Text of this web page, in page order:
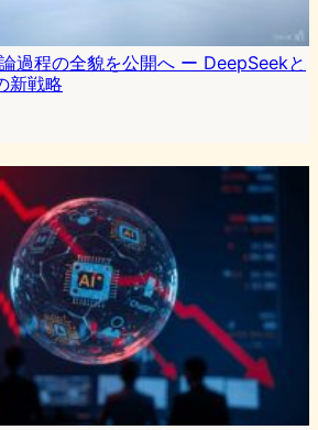
過程の全貌を公開へ ー DeepSeekと
新戦略